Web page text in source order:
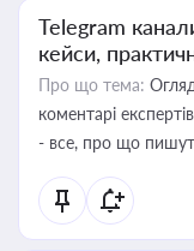
Telegram
кейси,
Про що тема:
коментарі
- все, про що